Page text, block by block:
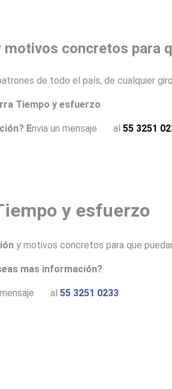
motivos concretos para
de todo el país, de cualquier
Tiempo y esfuerzo
Envia un mensaje al 55 3251
y esfuerzo
y motivos concretos para que
mas información?
al 55 3251 0233